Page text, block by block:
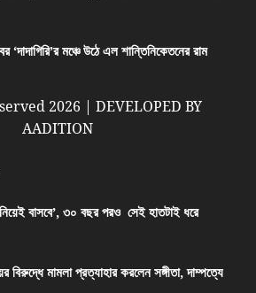
মঞ্চে উঠে এল শান্তিনিকেতনের রাম
2026 | DEVELOPED BY
AADITION
বাসবে’, ৩০ বছর পরও সেই হাতটাই ধরে
বিরুদ্ধে মামলা প্রত্যাহার করলেন সঙ্গীতা, দাম্পত্যে